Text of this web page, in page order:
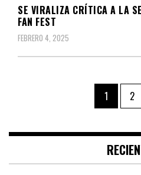
SE VIRALIZA CRÍTICA A LA
FAN FEST
FEBRERO 4, 2025
entradas
Page
1 Page
2